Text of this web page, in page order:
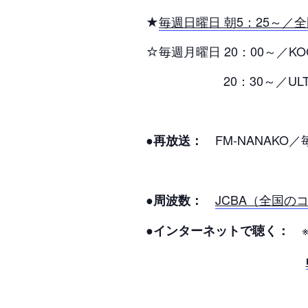
★毎週日曜日 朝5：25～／
☆毎週月曜日 20：00～／
20：30～／
●再放送： FM-NANAKO
●周波数：
JCBA（全国の
●インターネットで聴く：